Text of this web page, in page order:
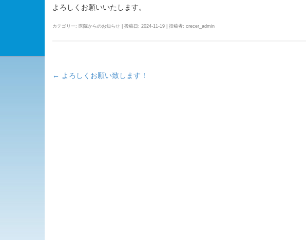
よろしくお願いいたします。
カテゴリー: 医院からのお知らせ | 投稿日: 2024-11-19 投稿者: crecer_admin
← よろしくお願い致します！